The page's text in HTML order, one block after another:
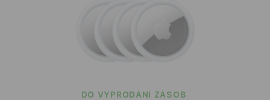
DO VYPRODÁNÍ ZÁSOB